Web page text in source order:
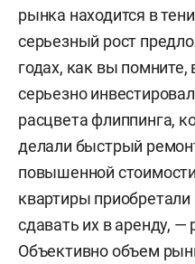
рынка находится в
серьезный рост
годах, как вы
серьезно
расцвета флиппинга,
делали быстрый
повышенной
квартиры приобретали
сдавать их в аренду,
Объективно объем